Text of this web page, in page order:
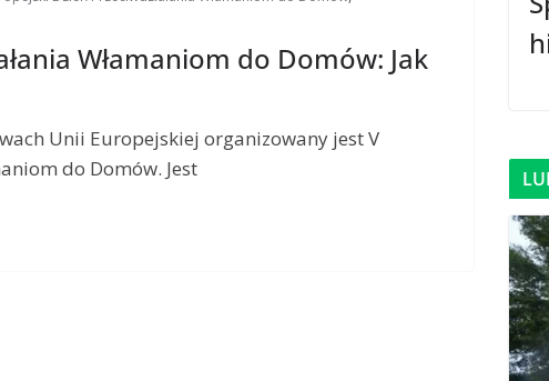
Włamaniom do Domów: Jak
Unii Europejskiej organizowany jest V
do Domów. Jest